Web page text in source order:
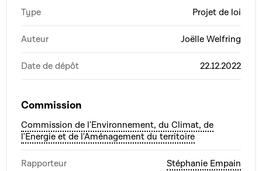
Type Projet de loi
Auteur Joëlle Welfring
Date de dépôt 22.12.2022
Commission
Commission de l'Environnement, du Climat, de
l'Energie et de l'Aménagement du territoire
Rapporteur Stéphanie Empain